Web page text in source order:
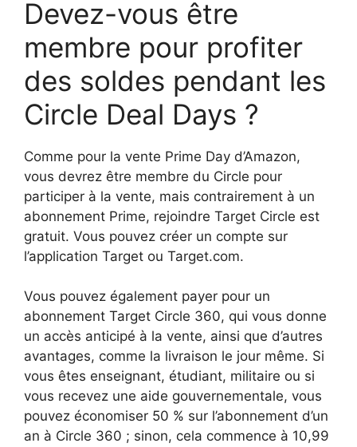
Devez-vous être
membre pour profiter
des soldes pendant les
Circle Deal Days ?
Comme pour la vente Prime Day d’Amazon,
vous devrez être membre du Circle pour
participer à la vente, mais contrairement à un
abonnement Prime, rejoindre Target Circle est
gratuit. Vous pouvez créer un compte sur
l’application Target ou Target.com.
Vous pouvez également payer pour un
abonnement Target Circle 360, qui vous donne
un accès anticipé à la vente, ainsi que d’autres
avantages, comme la livraison le jour même. Si
vous êtes enseignant, étudiant, militaire ou si
vous recevez une aide gouvernementale, vous
pouvez économiser 50 % sur l’abonnement d’un
an à Circle 360 ; sinon, cela commence à 10,99